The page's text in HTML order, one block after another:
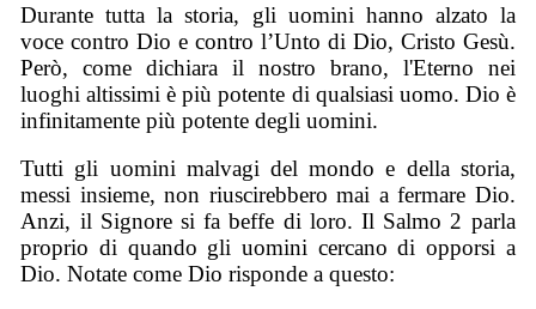
Durante tutta la storia, gli uomini hanno alzato la
voce contro Dio e contro l’Unto di Dio, Cristo Gesù.
Però, come dichiara il nostro brano, l'Eterno nei
luoghi altissimi è più potente di qualsiasi uomo. Dio è
infinitamente più potente degli uomini.
Tutti gli uomini malvagi del mondo e della storia,
messi insieme, non riuscirebbero mai a fermare Dio.
Anzi, il Signore si fa beffe di loro. Il Salmo 2 parla
proprio di quando gli uomini cercano di opporsi a
Dio. Notate come Dio risponde a questo: